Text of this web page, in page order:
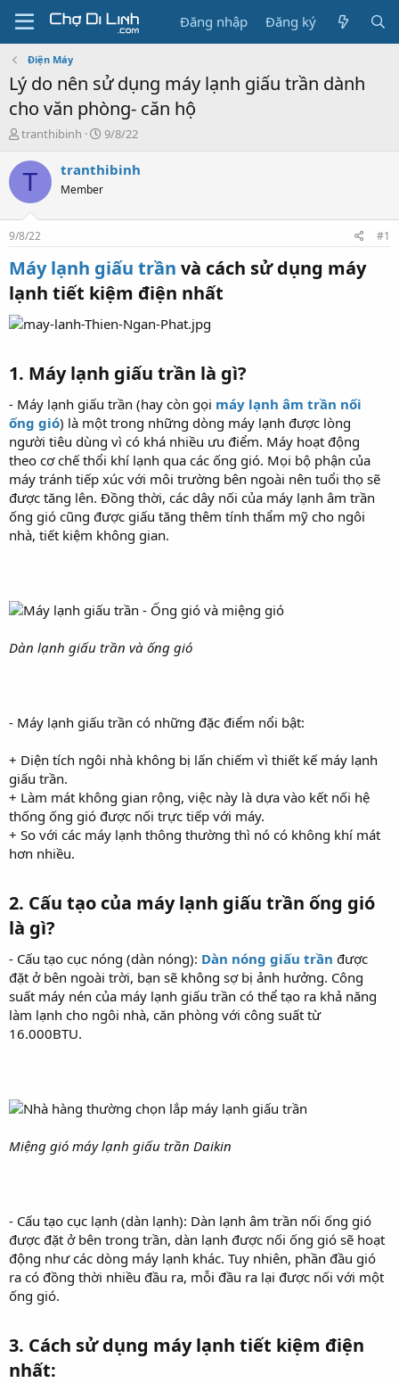
Đăng nhập Đăng ký
Điện Máy
Lý do nên sử dụng máy lạnh giấu trần dành
cho văn phòng- căn hộ
T
r
a
s
t
a
r
t
r
tranthibinh
N
à
9/8/22
T tranthibinh
Member
9/8/22 #1
Máy lạnh giấu trần và cách sử dụng máy
lạnh tiết kiệm điện nhất​
1. Máy lạnh giấu trần là gì?​
- Máy lạnh giấu trần (hay còn gọi máy lạnh âm trần nối
ống gió) là một trong những dòng máy lạnh được lòng
người tiêu dùng vì có khá nhiều ưu điểm. Máy hoạt động
theo cơ chế thổi khí lạnh qua các ống gió. Mọi bộ phận của
máy tránh tiếp xúc với môi trường bên ngoài nên tuổi thọ sẽ
được tăng lên. Đồng thời, các dây nối của máy lạnh âm trần
ống gió cũng được giấu tăng thêm tính thẩm mỹ cho ngôi
nhà, tiết kiệm không gian.
Dàn lạnh giấu trần và ống gió
- Máy lạnh giấu trần có những đặc điểm nổi bật:
+ Diện tích ngôi nhà không bị lấn chiếm vì thiết kế máy lạnh
giấu trần.
+ Làm mát không gian rộng, việc này là dựa vào kết nối hệ
thống ống gió được nối trực tiếp với máy.
+ So với các máy lạnh thông thường thì nó có không khí mát
hơn nhiều.
2. Cấu tạo của máy lạnh giấu trần ống gió
là gì?​
- Cấu tạo cục nóng (dàn nóng): Dàn nóng giấu trần được
đặt ở bên ngoài trời, bạn sẽ không sợ bị ảnh hưởng. Công
suất máy nén của máy lạnh giấu trần có thể tạo ra khả năng
làm lạnh cho ngôi nhà, căn phòng với công suất từ
16.000BTU.
Miệng gió máy lạnh giấu trần Daikin
- Cấu tạo cục lạnh (dàn lạnh): Dàn lạnh âm trần nối ống gió
được đặt ở bên trong trần, dàn lạnh được nối ống gió sẽ hoạt
động như các dòng máy lạnh khác. Tuy nhiên, phần đầu gió
ra có đồng thời nhiều đầu ra, mỗi đầu ra lại được nối với một
ống gió.
3. Cách sử dụng máy lạnh tiết kiệm điện
nhất:​